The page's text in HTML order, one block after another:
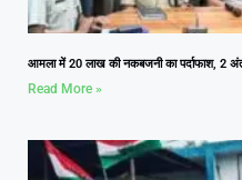
आमला में 20 लाख की नकबजनी का पर्दाफाश, 2
Read More »